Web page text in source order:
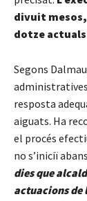
divuit
dotze
Segons
resposta
aiguats. Ha
el procés
no s’iniciï
dies que
actuacions de